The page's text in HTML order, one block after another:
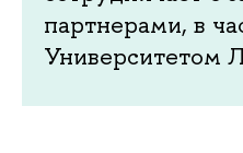
партнерами, в
Университетом